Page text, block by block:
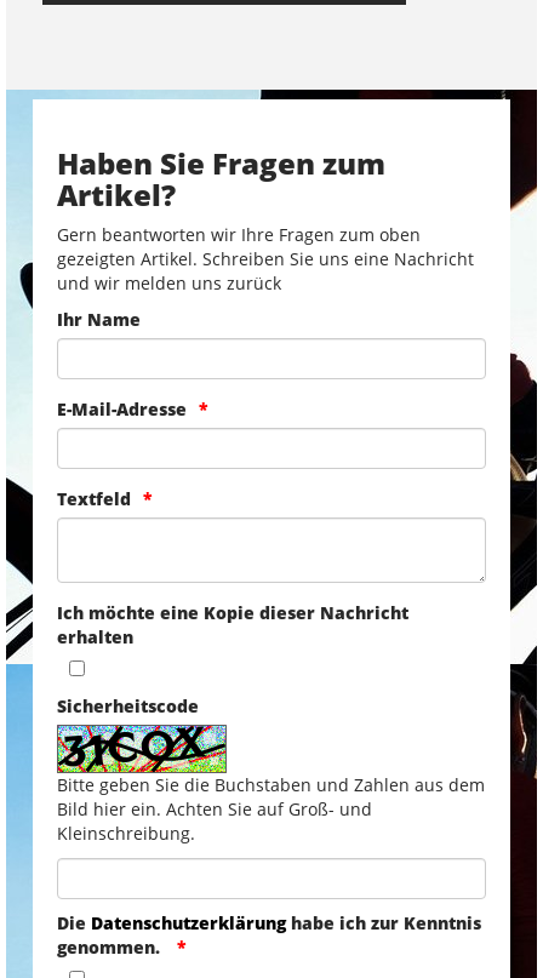
Haben Sie Fragen zum
Artikel?
Gern beantworten wir Ihre Fragen zum oben
gezeigten Artikel. Schreiben Sie uns eine Nachricht
und wir melden uns zurück
Ihr Name
E-Mail-Adresse
Textfeld
Ich möchte eine Kopie dieser Nachricht
erhalten
Sicherheitscode
Bitte geben Sie die Buchstaben und Zahlen aus dem
Bild hier ein. Achten Sie auf Groß- und
Kleinschreibung.
Die Datenschutzerklärunghabe ich zur Kenntnis
genommen.